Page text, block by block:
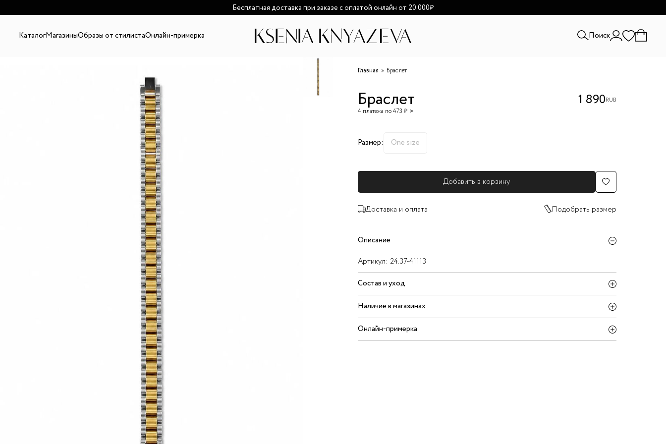
Возможно увеличение сроков доставки из-за высокой загруженности.
КаталогМагазиныОбразы от стилистаОнлайн-примерка Поиск
Главная Браслет
Браслет
4 платежа по 473 ₽
1 890RUB
Размер: One size
Добавить в корзину
Доставка и оплата Подобрать размер
Описание
Артикул: 24.37-41113
Состав и уход
Наличие в магазинах
Онлайн-примерка